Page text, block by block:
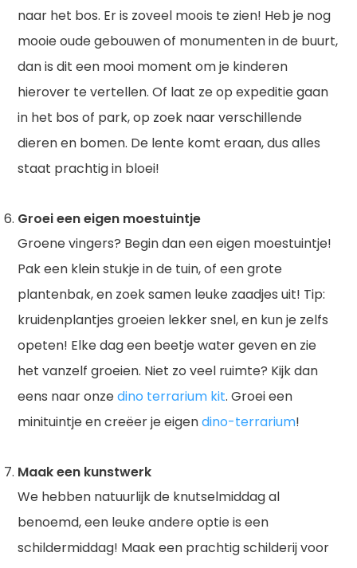
naar het bos. Er is zoveel moois te zien! Heb je nog
mooie oude gebouwen of monumenten in de buurt,
dan is dit een mooi moment om je kinderen
hierover te vertellen. Of laat ze op expeditie gaan
in het bos of park, op zoek naar verschillende
dieren en bomen. De lente komt eraan, dus alles
staat prachtig in bloei!
Groei een eigen moestuintje
Groene vingers? Begin dan een eigen moestuintje!
Pak een klein stukje in de tuin, of een grote
plantenbak, en zoek samen leuke zaadjes uit! Tip:
kruidenplantjes groeien lekker snel, en kun je zelfs
opeten! Elke dag een beetje water geven en zie
het vanzelf groeien. Niet zo veel ruimte? Kijk dan
eens naar onzedino terrarium kit. Groei een
minituintje en creëer je eigendino-terrarium!
Maak een kunstwerk
We hebben natuurlijk de knutselmiddag al
benoemd, een leuke andere optie is een
schildermiddag! Maak een prachtig schilderij voor